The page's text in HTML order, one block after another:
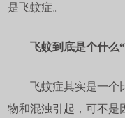
是飞蚊症。
飞蚊到底是个什么“
飞蚊症其实是一个比
物和混浊引起，可不是